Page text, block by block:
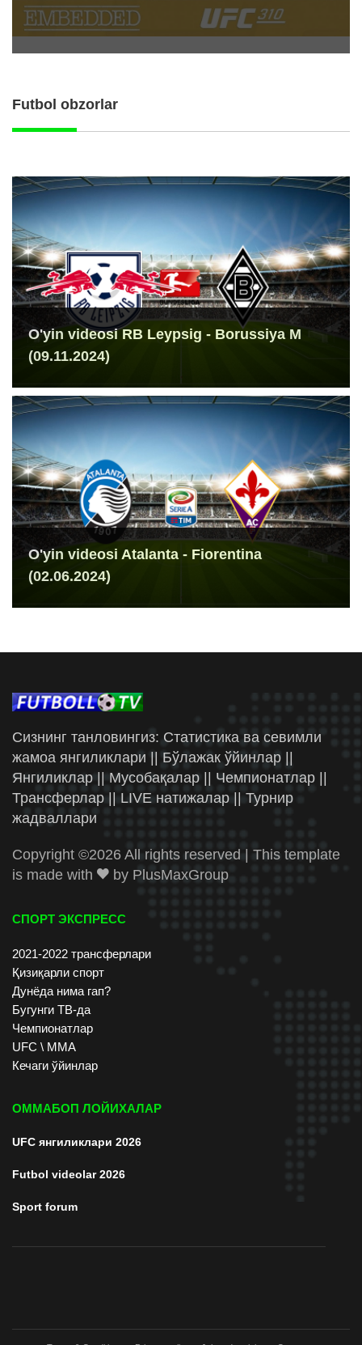
Futbol obzorlar
O'yin videosi RB Leypsig - Borussiya M
(09.11.2024)
O'yin videosi Atalanta - Fiorentina
(02.06.2024)
Сизнинг танловингиз: Статистика ва севимли
жамоа янгиликлари || Бўлажак ўйинлар ||
Янгиликлар || Мусобақалар || Чемпионатлар ||
Трансферлар || LIVE натижалар || Турнир
жадваллари
Copyright ©2026 All rights reserved | This template
is made with
by PlusMaxGroup
СПОРТ ЭКСПРЕСС
2021-2022 трансферлари
Қизиқарли спорт
Дунёда нима гап?
Бугунги ТВ-да
Чемпионатлар
UFC \ ММА
Кечаги ўйинлар
ОММАБОП ЛОЙИХАЛАР
UFC янгиликлари 2026
Futbol videolar 2026
Sport forum